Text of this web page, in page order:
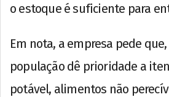
o estoque é suficiente para
Em nota, a empresa pede
população dê prioridade a
potável, alimentos não